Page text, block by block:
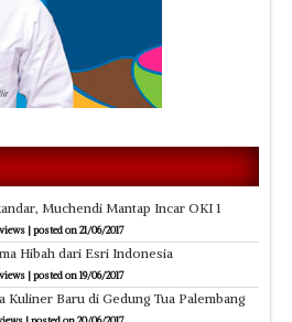
Muchendi Mantap Incar OKI 1
views |posted on 21/06/2017
Hibah dari Esri Indonesia
views|posted on 19/06/2017
Kuliner Baru di Gedung Tua Palembang